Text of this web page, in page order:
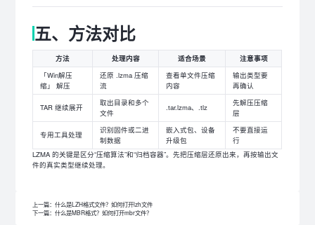
五、方法对比
方法 处理内容 适合场景
注意事项
「Win解压
缩」 解压
还原 .lzma 压缩
流
查看单文件压缩
内容
输出类型要
再确认
TAR 继续展开
取出目录和多个
文件
.tar.lzma、.tlz
先解压压缩
层
专用工具处理
识别固件或二进
制数据
嵌入式包、设备
升级包
不要直接运
行
LZMA 的关键是区分“压缩算法”和“归档容器”。先把压缩层还原出来，再按输出文
件的真实类型继续处理。
上一篇：什么是LZH格式文件？如何打开lzh文件
下一篇：什么是MBR格式？如何打开mbr文件？